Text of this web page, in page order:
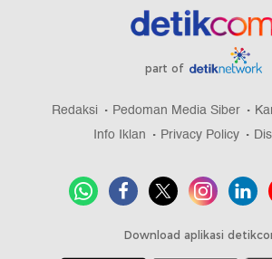
part of
Redaksi Pedoman Media Siber
Info Iklan
Privacy Policy
Download aplikasi